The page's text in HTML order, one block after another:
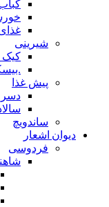
شیرینی
کیک
پیش غذا
دسر
ساندویچ
دیوان اشعار
فردوسی